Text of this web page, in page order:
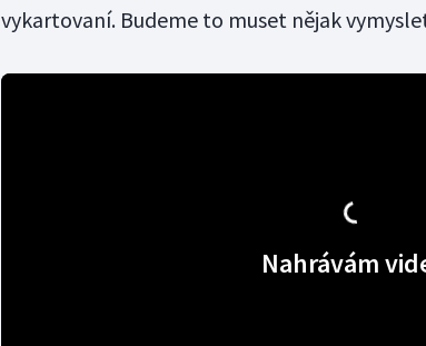
vykartovaní. Budeme to muset nějak
Nahrávám